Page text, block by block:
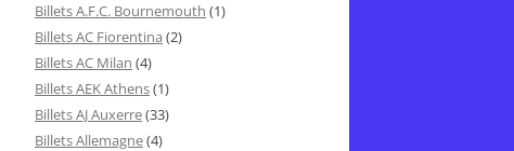
Billets A.F.C. Bournemouth (1)
Billets AC Fiorentina (2)
Billets AC Milan (4)
Billets AEK Athens(1)
Billets AJ Auxerre(33)
Billets Allemagne(4)